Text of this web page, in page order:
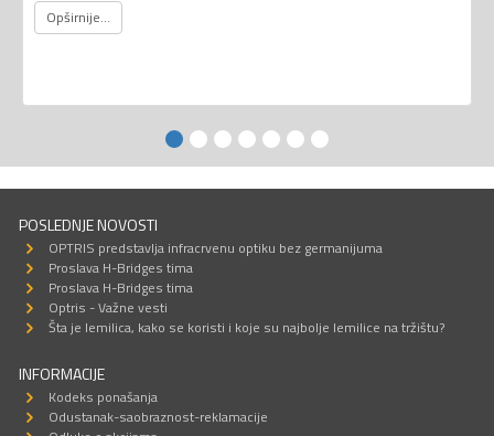
Opširnije...
POSLEDNJE NOVOSTI
OPTRIS predstavlja infracrvenu optiku bez germanijuma
Proslava H-Bridges tima
Proslava H-Bridges tima
Optris - Važne vesti
Šta je lemilica, kako se koristi i koje su najbolje lemilice na tržištu?
INFORMACIJE
Kodeks ponašanja
Odustanak-saobraznost-reklamacije